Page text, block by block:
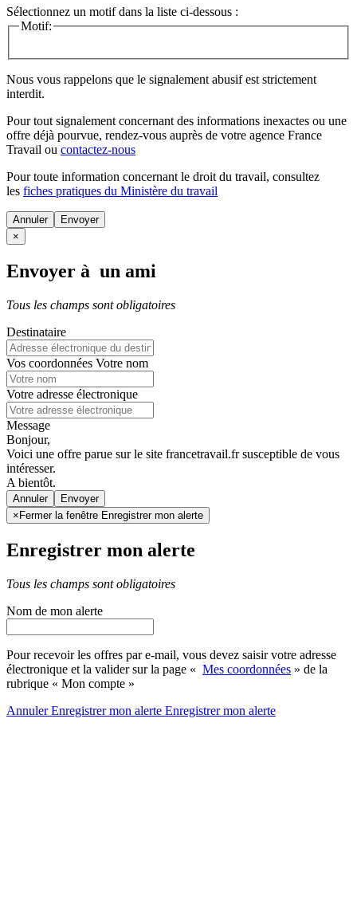
Sélectionnez un motif dans la liste ci-dessous :
Motif:
Nous vous rappelons que le signalement abusif est strictement
interdit.
Pour tout signalement concernant des informations inexactes ou une
offre déjà pourvue, rendez-vous auprès de votre agence France
Travail ou contactez-nous
Pour toute information concernant le droit du travail, consultez
les fiches pratiques du Ministère du travail
Annuler
×
Envoyer à un ami
Tous les champs sont obligatoires
Destinataire
Vos coordonnées Votre nom
Votre adresse électronique
Message
Bonjour,
Voici une offre parue sur le site francetravail.fr susceptible de vous
intéresser.
A bientôt.
Annuler
× Fermer la fenêtre Enregistrer mon alerte
Enregistrer mon alerte
Tous les champs sont obligatoires
Nom de mon alerte
Pour recevoir les offres par e-mail, vous devez saisir votre adresse
électronique et la valider sur la page « Mes coordonnées » de la
rubrique « Mon compte »
AnnulerEnregistrer mon alerte Enregistrermon alerte